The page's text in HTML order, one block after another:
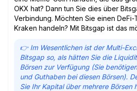
OKX hat? Dann tun Sie dies über
Verbindung. Möchten Sie einen DeFi-
Kraken handeln? Mit Bitsgap ist das
👉 Im Wesentlichen ist der Multi-
Bitsgap so, als hätten Sie die
Börsen zur Verfügung (Sie
und Guthaben bei diesen Börsen).
Sie Ihr Kapital über mehrere Börsen